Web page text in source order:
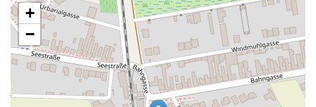
+
−